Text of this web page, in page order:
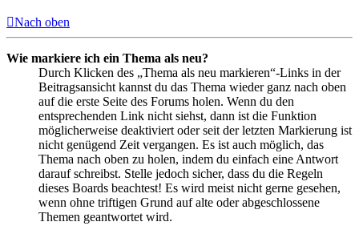
Nach oben
Wie markiere ich ein Thema als neu?
Durch Klicken des „Thema als neu markieren“-Links in der
Beitragsansicht kannst du das Thema wieder ganz nach oben
auf die erste Seite des Forums holen. Wenn du den
entsprechenden Link nicht siehst, dann ist die Funktion
möglicherweise deaktiviert oder seit der letzten Markierung ist
nicht genügend Zeit vergangen. Es ist auch möglich, das
Thema nach oben zu holen, indem du einfach eine Antwort
darauf schreibst. Stelle jedoch sicher, dass du die Regeln
dieses Boards beachtest! Es wird meist nicht gerne gesehen,
wenn ohne triftigen Grund auf alte oder abgeschlossene
Themen geantwortet wird.